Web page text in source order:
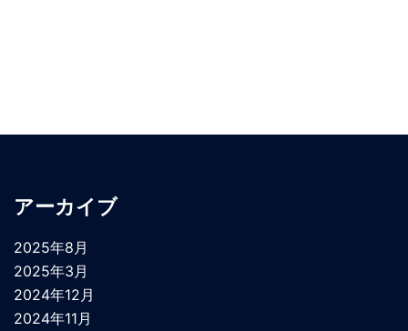
アーカイブ
2025年8月
2025年3月
2024年12月
2024年11月